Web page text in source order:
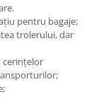
pentru bagaje;
trolerului, dar
cerințelor